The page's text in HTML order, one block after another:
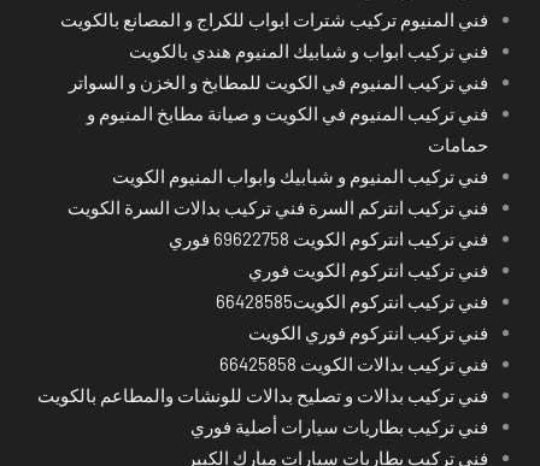
فني المنيوم تركيب شترات ابواب للكراج و المصانع بالكويت
فني تركيب ابواب و شبابيك المنيوم هندي بالكويت
فني تركيب المنيوم في الكويت للمطابخ و الخزن و السواتر
فني تركيب المنيوم في الكويت و صيانة مطابخ المنيوم و
حمامات
فني تركيب المنيوم و شبابيك وابواب المنيوم الكويت
فني تركيب انتركم السرة فني تركيب بدالات السرة الكويت
فني تركيب انتركوم الكويت 69622758 فوري
فني تركيب انتركوم الكويت فوري
فني تركيب انتركوم الكويت66428585
فني تركيب انتركوم فوري الكويت
فني تركيب بدالات الكويت 66425858
فني تركيب بدالات و تصليح بدالات للونشات والمطاعم بالكويت
فني تركيب بطاريات سيارات أصلية فوري
فني تركيب بطاريات سيارات مبارك الكبير